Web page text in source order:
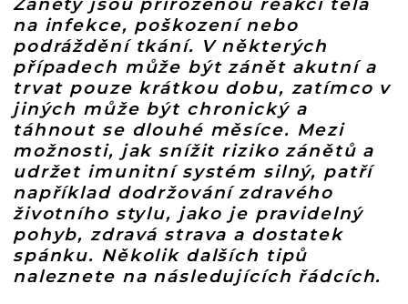
Záněty jsou přirozenou reakcí těla
na infekce, poškození nebo
podráždění tkání. V některých
případech může být zánět akutní a
trvat pouze krátkou dobu, zatímco v
jiných může být chronický a
táhnout se dlouhé měsíce. Mezi
možnosti, jak snížit riziko zánětů a
udržet imunitní systém silný, patří
například dodržování zdravého
životního stylu, jako je pravidelný
pohyb, zdravá strava a dostatek
spánku. Několik dalších tipů
naleznete na následujících řádcích.